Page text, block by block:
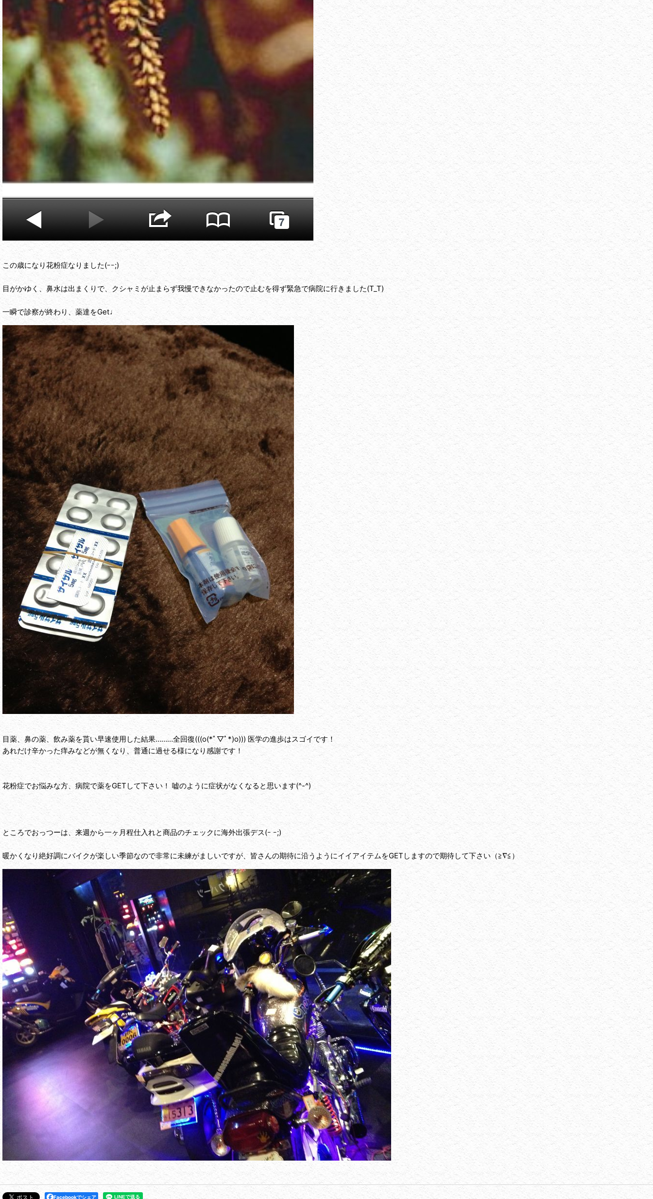
この歳になり花粉症なりました(ｰｰ;)
目がかゆく、鼻水は出まくりで、クシャミが止まらず我慢できなかったので止むを得ず緊急で病院に行きました(T_T)
一瞬で診察が終わり、薬達をGet♩
目薬、鼻の薬、飲み薬を貰い早速使用した結果………全回復(((o(*ﾟ▽ﾟ*)o))) 医学の進歩はスゴイです！
あれだけ辛かった痒みなどが無くなり、普通に過せる様になり感謝です！
花粉症でお悩みな方、病院で薬をGETして下さい！ 嘘のように症状がなくなると思います(^-^)
ところでおっつーは、来週から一ヶ月程仕入れと商品のチェックに海外出張デス(ｰ ｰ;)
暖かくなり絶好調にバイクが楽しい季節なので非常に未練がましいですが、皆さんの期待に沿うようにイイアイテムをGETしますので期待して下さい（≧∇≦）
Facebookでシェア